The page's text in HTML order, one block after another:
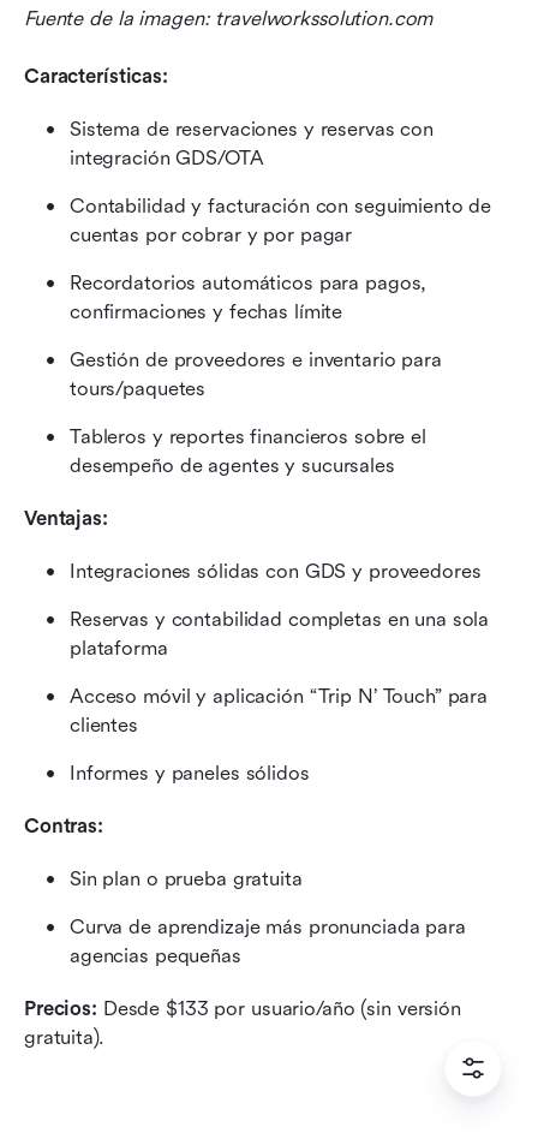
Fuente de la imagen: travelworkssolution.com
Características:
Sistema de reservaciones y reservas con
integración GDS/OTA
Contabilidad y facturación con seguimiento de
cuentas por cobrar y por pagar
Recordatorios automáticos para pagos,
confirmaciones y fechas límite
Gestión de proveedores e inventario para
tours/paquetes
Tableros y reportes financieros sobre el
desempeño de agentes y sucursales
Ventajas:
Integraciones sólidas con GDS y proveedores
Reservas y contabilidad completas en una sola
plataforma
Acceso móvil y aplicación “Trip N’ Touch” para
clientes
Informes y paneles sólidos
Contras:
Sin plan o prueba gratuita
Curva de aprendizaje más pronunciada para
agencias pequeñas
Precios: Desde $133 por usuario/año (sin versión
gratuita).